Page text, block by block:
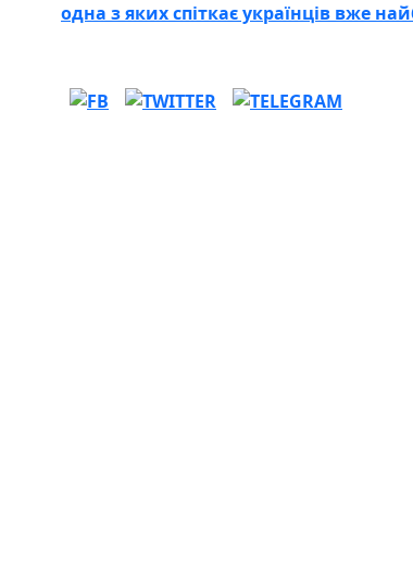
одна з яких спіткає українців вже